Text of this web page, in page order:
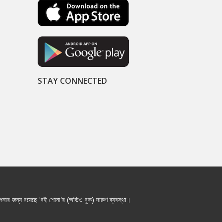
STAY CONNECTED
জন্য রয়েছে 'বই শোনা'র (অডিও বুক) দারুণ ব্যবস্থা।